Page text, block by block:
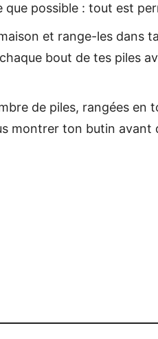
possible : tout est
et range-les dans
bout de tes piles
de piles, rangées en
montrer ton butin avant